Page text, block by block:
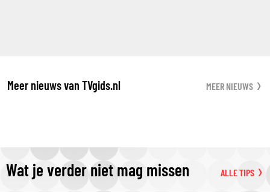
Meer nieuws van TVgids.nl MEER NIEUWS
Wat je verder niet mag missen ALLE TIPS